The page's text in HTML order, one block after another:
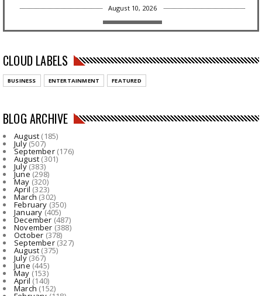
August 10, 2026
CHHATTISGARH
August 10, 2026
CHHATTISGARH
मुख्य सचिव ने बच्चों के लिए स्वास्थ्य कार्यक्रमों को लेकर यू...
मंत्री टंक राम वर्मा का सारंगढ़-बिलाईगढ़ का दो दिवसीय प्रवास, ...
CLOUD LABELS
BUSINESS ENTERTAINMENT FEATURED
BLOG ARCHIVE
August (185)
July(507)
September(176)
August (301)
July(383)
June(298)
May (320)
April (323)
March (302)
February (350)
January(405)
December (487)
November (388)
October (378)
September(327)
August (375)
July(367)
June(445)
May (153)
April (140)
March (152)